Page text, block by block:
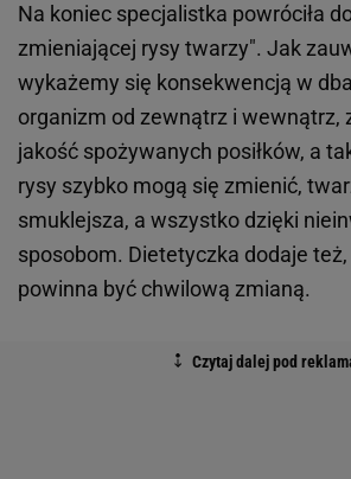
Na koniec specjalistka powróciła
zmieniającej rysy twarzy". Jak
wykażemy się konsekwencją w
organizm od zewnątrz i wewnątrz,
jakość spożywanych posiłków, a
rysy szybko mogą się zmienić,
smuklejsza, a wszystko dzięki
sposobom. Dietetyczka dodaje
powinna być chwilową zmianą.